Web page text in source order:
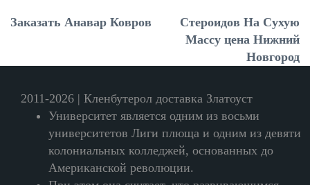
Заказать Анавар Ковров
Стероидов На Сухую
Массу цена Нижний
Новгород
2011-2026 | Кленбутерол доставка Златоуст
Университет является одним из восьми
университетов Лиги плюща и одним из девяти
колониальных колледжей, основанных до
Американской революции.